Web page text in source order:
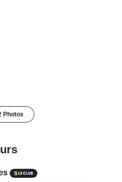
Photos